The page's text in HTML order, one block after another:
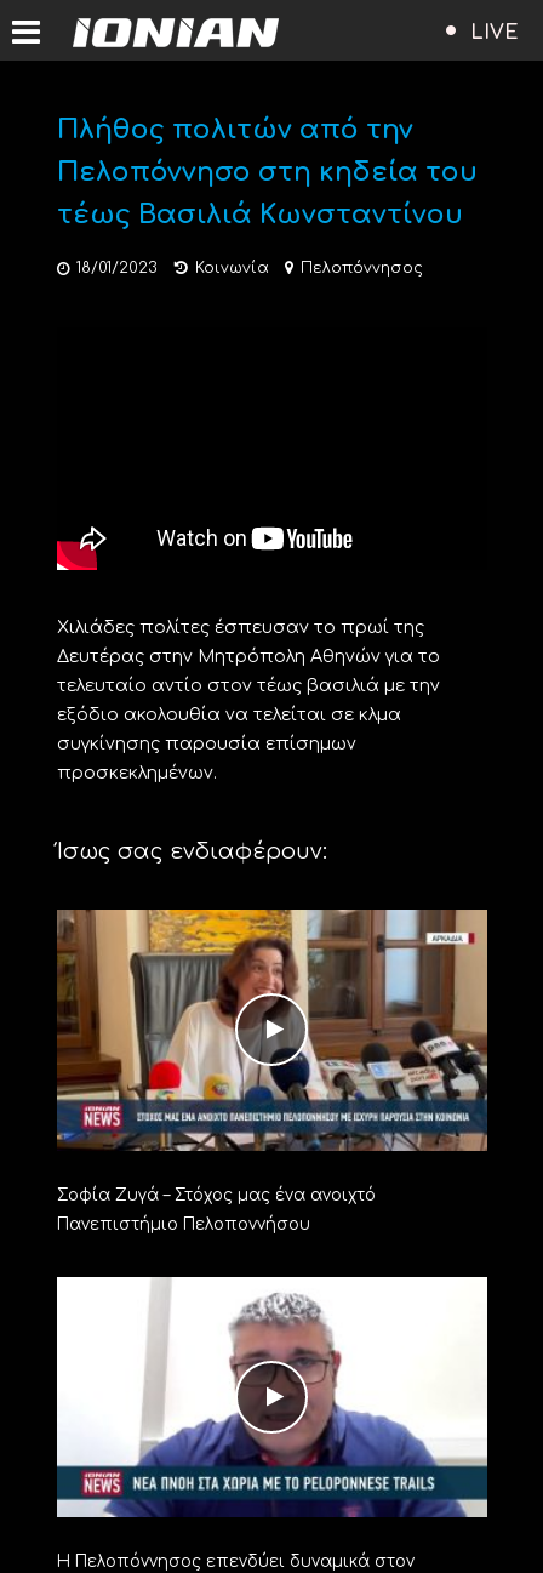
LIVE
Πλήθος πολιτών από την
Πελοπόννησο στη κηδεία του
τέως Βασιλιά Κωνσταντίνου
18/01/2023 Κοινωνία Πελοπόννησος
Χιλιάδες πολίτες έσπευσαν το πρωί της
Δευτέρας στην Μητρόπολη Αθηνών για το
τελευταίο αντίο στον τέως βασιλιά με την
εξόδιο ακολουθία να τελείται σε κλμα
συγκίνησης παρουσία επίσημων
προσκεκλημένων.
Ίσως σας ενδιαφέρουν:
Σοφία Ζυγά – Στόχος μας ένα ανοιχτό
Πανεπιστήμιο Πελοποννήσου
Η Πελοπόννησος επενδύει δυναμικά στον